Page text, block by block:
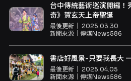
台中傳統藝術巡演開鑼！
奇》賀玄天上帝聖誕
最後更新｜ 2025.03.30
新聞來源｜ 傳媒News586
書
最後更新｜ 2025.04.05
新聞來源｜ 傳媒News586